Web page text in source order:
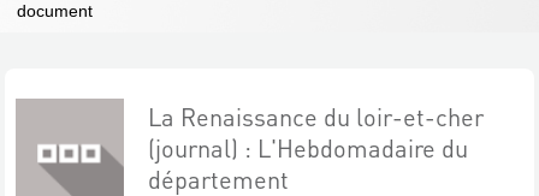
document
La Renaissance du loir-et-cher
(journal) : L'Hebdomadaire du
département